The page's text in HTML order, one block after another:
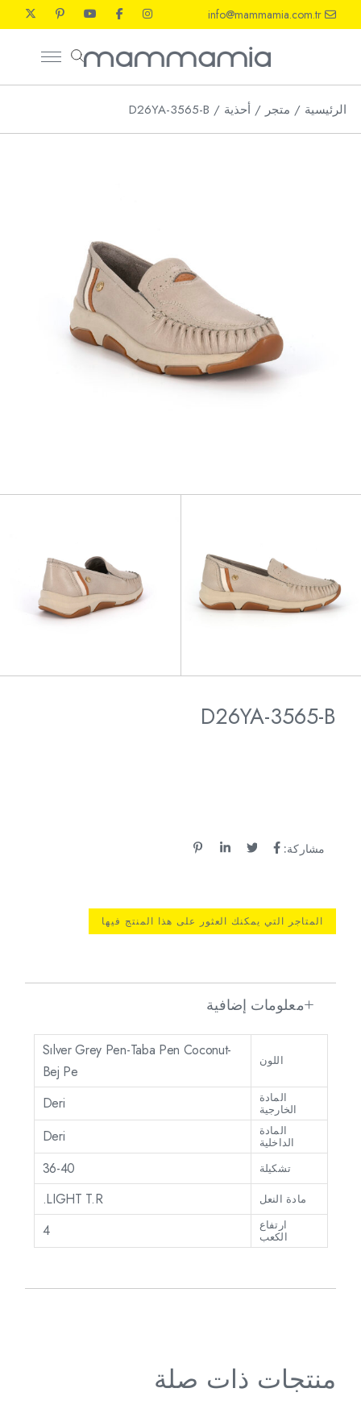
the
info@mammamia.com.tr
الرئيسية متجر أحذية D26YA-3565-B
D26YA-3565-B
مشاركة:
المتاجر التي يمكنك العثور على هذا المنتج فيها
معلومات إضافية
اللون
Sılver Grey Pen-Taba Pen Coconut-
Bej Pe
المادة
الخارجية Deri
المادة
الداخلية Deri
تشكيلة 36-40
مادة النعل LIGHT T.R.
ارتفاع
الكعب 4
منتجات ذات صلة